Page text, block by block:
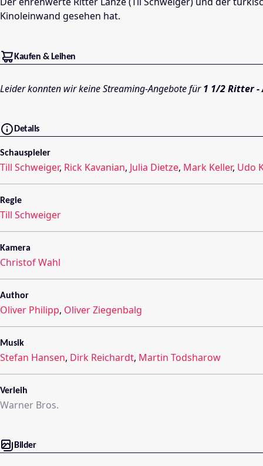
Kinoleinwand gesehen hat.
Kaufen & Leihen
Leider konnten wir keine Streaming-Angebote für1 1/2 Ritter -
Details
Schauspieler
Till Schweiger, Rick Kavanian, Julia Dietze, Mark Keller, Udo
Regie
Till Schweiger
Kamera
Christof Wahl
Author
Oliver Philipp, Oliver Ziegenbalg
Musik
Stefan Hansen, Dirk Reichardt, Martin Todsharow
Verleih
Warner Bros.
Bilder